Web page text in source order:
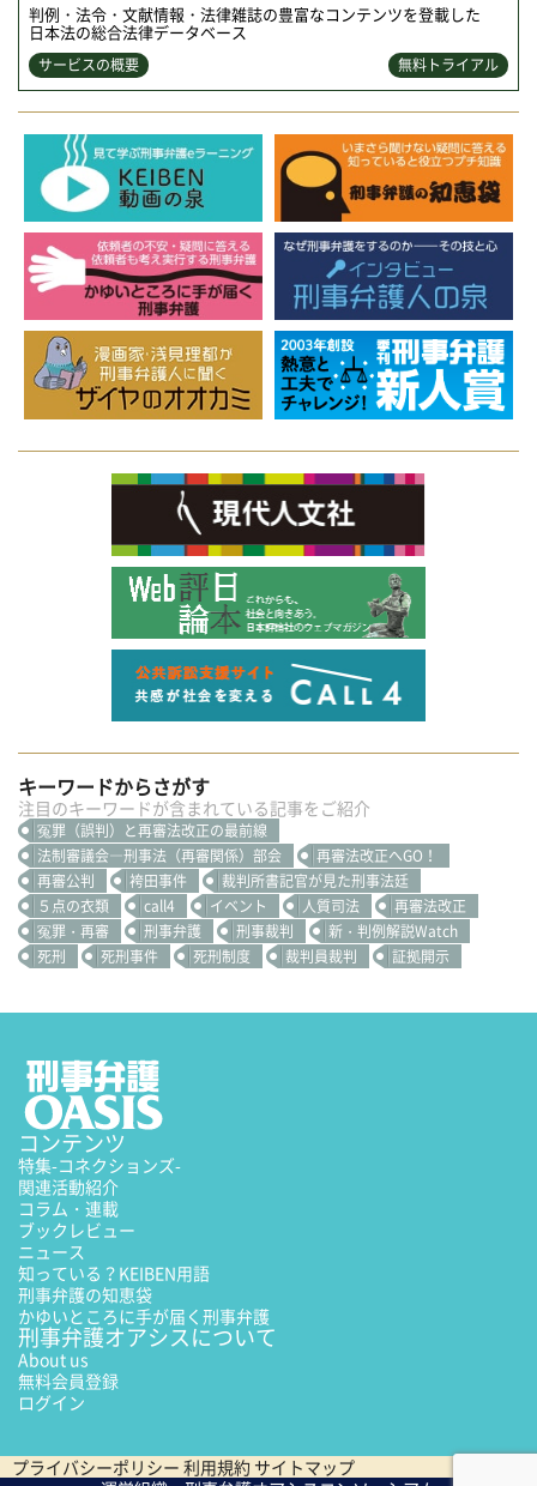
判例・法令・文献情報・法律雑誌の豊富なコンテンツを登載した
日本法の総合法律データベース
サービスの概要 無料トライアル
キーワードからさがす
注目のキーワードが含まれている記事をご紹介
冤罪（誤判）と再審法改正の最前線
法制審議会―刑事法（再審関係）部会
再審法改正へGO！
再審公判
袴田事件
裁判所書記官が見た刑事法廷
５点の衣類
call4 イベント 人質司法
再審法改正
冤罪・再審
刑事弁護 刑事裁判
新・判例解説Watch
死刑
死刑事件 死刑制度 裁判員裁判 証拠開示
コンテンツ
特集-コネクションズ-
関連活動紹介
コラム・連載
ブックレビュー
ニュース
知っている？KEIBEN用語
刑事弁護の知恵袋
かゆいところに手が届く刑事弁護
刑事弁護オアシスについて
About us
無料会員登録
ログイン
プライバシーポリシー 利用規約 サイトマップ